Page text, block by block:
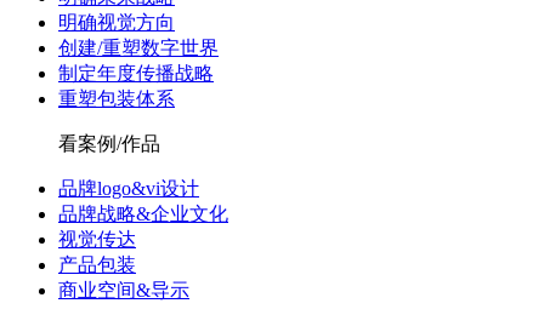
明确视觉方向
创建/重塑数字世界
制定年度传播战略
重塑包装体系
看案例/作品
品牌logo&vi设计
品牌战略&企业文化
视觉传达
产品包装
商业空间&导示